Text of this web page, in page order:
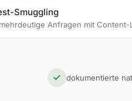
Smuggling
Anfragen mit
dokumentierte